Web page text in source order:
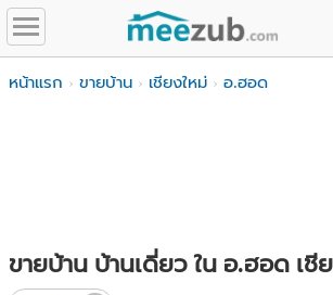
หน้าแรก ขายบ้าน เชียงใหม่ อ.ฮอด
ขายบ้าน บ้านเดี่ยว ใน อ.ฮอด เชี